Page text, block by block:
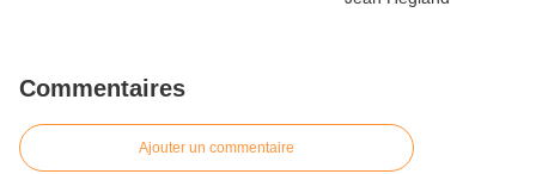
Commentaires
Ajouter un commentaire